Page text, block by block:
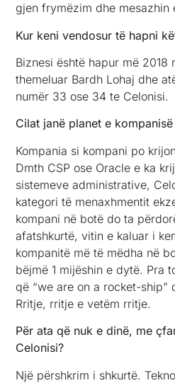
gjen frymëzim dhe mesazhin
Kur keni vendosur të hapni
Biznesi është hapur më 2018
themeluar Bardh Lohaj dhe
numër 33 ose 34 te Celonisi.
Cilat janë planet e
Kompania si kompani po
Dmth CSP ose Oracle e ka
sistemeve administrative,
kategori të menaxhmentit
kompani në botë do ta
afatshkurtë, vitin e kaluar i
kompanitë më të mëdha në
bëjmë 1 mijëshin e dytë. Pra
që “we are on a rocket-ship”
Rritje, rritje e vetëm rritje.
Për ata që nuk e dinë, me
Celonisi?
Një përshkrim i shkurtë.